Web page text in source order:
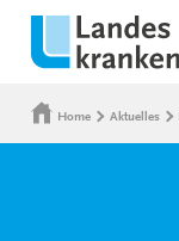
Home Aktuelles